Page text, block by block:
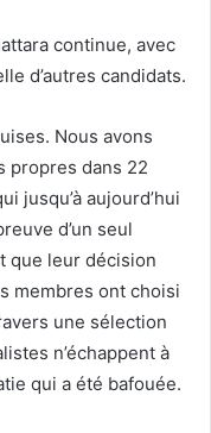
continue, avec
d’autres candidats.
Nous avons
propres dans 22
jusqu’à aujourd’hui
d’un seul
que leur décision
membres ont choisi
une sélection
n’échappent à
qui a été bafouée.